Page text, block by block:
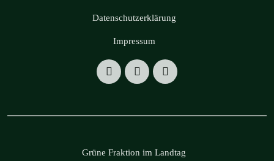
Datenschutzerklärung
Impressum
Grüne Fraktion im Landtag